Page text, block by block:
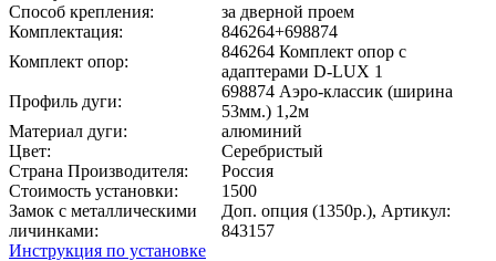
Способ крепления:
за дверной проем
Комплектация:
846264+698874
Комплект опор:
846264 Комплект опор с
адаптерами D-LUX 1
Профиль дуги:
698874 Аэро-классик (ширина
53мм.) 1,2м
Материал дуги:
алюминий
Цвет:
Серебристый
Страна Производителя:
Россия
Стоимость установки:
1500
Замок с металлическими
личинками:
Доп. опция (1350р.), Артикул:
843157
Инструкция по установке